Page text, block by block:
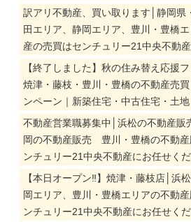
訳アリ不動産、買い取ります│静岡県
田エリア、静岡エリア、豊川・豊橋
産の売買はセンチュリー21中央不動産
【終了しました】秋の住み替え応援
焼津・藤枝・豊川・豊橋の不動産売
ンペーン｜新築住宅・中古住宅・土地
不動産営業職募集中│浜松の不動産
岡の不動産販売 豊川・豊橋の不動
ンチュリー21中央不動産にお任せくだ
【本日オープン‼】焼津・藤枝店│浜
岡エリア、豊川・豊橋エリアの不動
ンチュリー21中央不動産にお任せくだ